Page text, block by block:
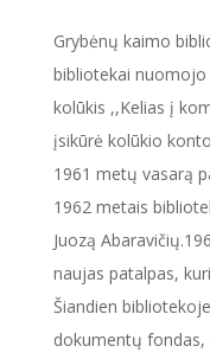
Grybėnų kaimo
bibliotekai nuomojo
kolūkis ,,Kelias į
įsikūrė kolūkio
1961 metų vasarą
1962 metais
Juozą
naujas patalpas,
Šiandien
dokumentų